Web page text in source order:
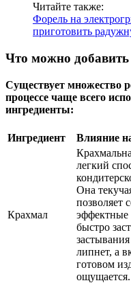
Читайте также:
Форель на
приготовить
Что можно добавить
Существует множество
процессе чаще всего
ингредиенты:
Ингредиент Влияние
Крахмал
легкий
Она
позволяет
эффектные
быстро
липнет, а
готовом
ощущается.